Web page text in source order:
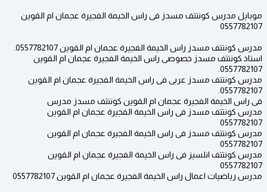
موبايل مدرس كونتتف مسدز فى راس الخيمة الفجيرة عجمان ام القوين
0557782107
مدرس كونتتف مسدز راس الخيمة الفجيرة عجمان ام القوين 0557782107.
استاذ كونتتف مسدز خصوصى راس الخيمة الفجيرة عجمان ام القوين
0557782107.
مدرس كونتتف مسدز عربى فى راس الخيمة الفجيرة عجمان ام القوين
0557782107.
فى راس الخيمة الفجيرة عجمان ام القوين كونتتف مسدز مدرس
مدرس كونتتف مسدز فى راس الخيمة الفجيرة عجمان ام القوين
0557782107
مدرس كونتتف مسدز فى راس الخيمة الفجيرة عجمان ام القوين
0557782107
مدرس كونتتف انلسيز فى راس الخيمة الفجيرة عجمان ام القوين
0557782107
مدرس رياضيات اعمال راس الخيمة الفجيرة عجمان ام القوين 0557782107